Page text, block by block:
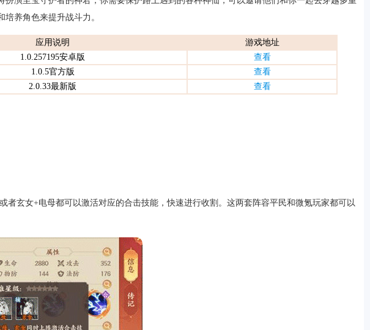
养角色来提升战斗力。
应用说明
游戏地址
1.0.257195安卓版
查看
1.0.5官方版
查看
2.0.33最新版 查看
玄女+电母都可以激活对应的合击技能，快速进行收割。这两套阵容平民和微氪玩家都可以